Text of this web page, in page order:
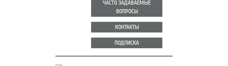
ЧАСТО ЗАДАВАЕМЫЕ
ВОПРОСЫ
КОНТАКТЫ
ПОДПИСКА